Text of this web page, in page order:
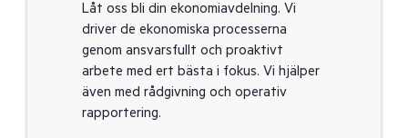
Låt oss bli din ekonomiavdelning. Vi
driver de ekonomiska processerna
genom ansvarsfullt och proaktivt
arbete med ert bästa i fokus. Vi hjälper
även med rådgivning och operativ
rapportering.